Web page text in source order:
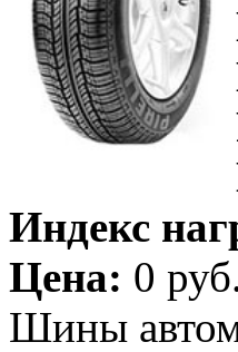
Индекс
Цена: 0
Шины